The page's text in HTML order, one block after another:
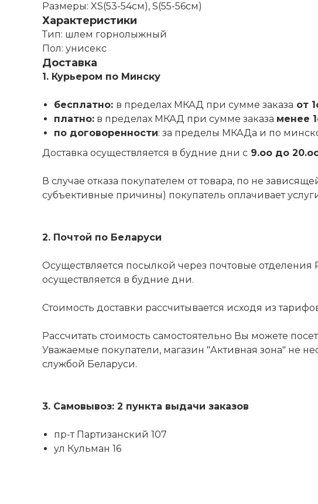
Размеры: XS(53-54см), S(55-56см)
Характеристики
Тип: шлем горнолыжный
Пол: унисекс
Доставка
1. Курьером по Минску
бесплатно: в пределах МКАД при сумме заказа от
платно: в пределах МКАД при сумме заказа менее
по договоренности: за пределы МКАДа и по
Доставка осуществляется в будние дни с 9.оо до
В случае отказа покупателем от товара, по не
субъективные причины) покупатель оплачивает
2. Почтой по Беларуси
Осуществляется посылкой через почтовые
осуществляется в будние дни.
Стоимость доставки рассчитывается исходя из
Рассчитать стоимость самостоятельно Вы можете
Уважаемые покупатели, магазин "Активная зона" не
службой Беларуси.
3. Самовывоз: 2 пункта выдачи заказов
пр-т Партизанский 107
ул Кульман 16